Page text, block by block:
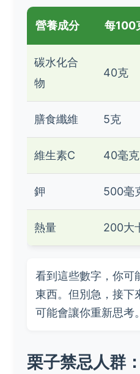
營養成分 每100
碳水化合
物
40克
膳食纖維 5克
維生素C 40毫克
鉀 500毫
熱量 200大
看到這些數字，你可
東西。但別急，接下
可能會讓你重新思考。
栗子禁忌人群